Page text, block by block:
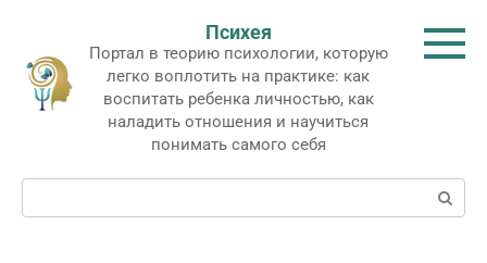
контенту
Психея
Портал в теорию психологии, которую
легко воплотить на практике: как
воспитать ребенка личностью, как
наладить отношения и научиться
понимать самого себя
Поиск: